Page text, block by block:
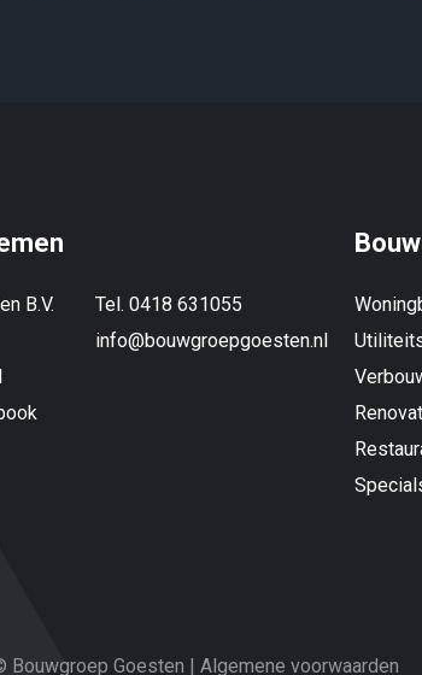
B.V.
Tel. 0418 631055
info@bouwgroepgoesten.nl
Bouwgroep Goesten | Algemene voorwaarden